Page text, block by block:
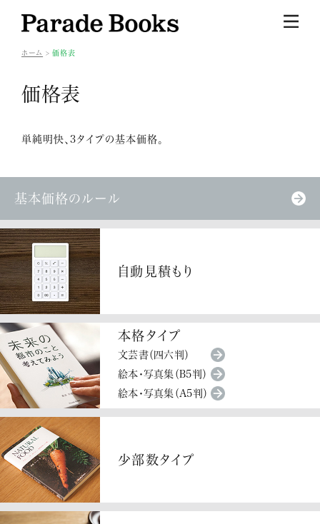
ホーム 価格表
価格表
単純明快、3タイプの基本価格。
基本価格のルール
自動見積もり
本格タイプ
文芸書（四六判）
絵本・写真集（B5判）
絵本・写真集（A5判）
少部数タイプ